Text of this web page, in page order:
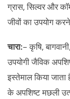
ग्रास, सिल्वर और
जीवों का उपयोग
चारा:– कृषि,
उपयोगी जैविक
इस्तेमाल किया
के अपशिष्ट मछली